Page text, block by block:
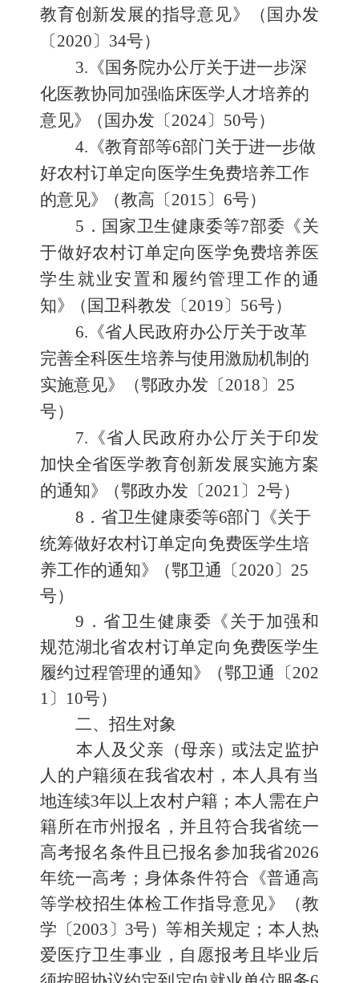
教育创新发展的指导意见》（国办发
〔2020〕 34号）
3. 《国务院办公厅关于进一步深
化医教协同加强临床医学人才培养的
意见》 （国办发〔2024〕 50号）
4. 《教育部等6部门关于进一步做
好农村订单定向医学生免费培养工作
的意见》 （教高〔2015〕 6号）
5 ．国家卫生健康委等7部委《关
于做好农村订单定向医学免费培养医
学生就业安置和履约管理工作的通
知》 （国卫科教发〔2019〕 56号）
6. 《省人民政府办公厅关于改革
完善全科医生培养与使用激励机制的
实施意见》（鄂政办发〔2018〕 25
号）
7. 《省人民政府办公厅关于印发
加快全省医学教育创新发展实施方案
的通知》 （鄂政办发〔2021〕 2号）
8 ． 省卫生健康委等6部门《关于
统筹做好农村订单定向免费医学生培
养工作的通知》 （鄂卫通〔2020〕 25
号）
9 ．省卫生健康委《关于加强和
规范湖北省农村订单定向免费医学生
履约过程管理的通知》 （鄂卫通〔202
1〕 10号）
二、招生对象
本人及父亲 （母亲） 或法定监护
人的户籍须在我省农村，本人具有当
地连续3年以上农村户籍；本人需在户
籍所在市州报名，并且符合我省统一
高考报名条件且已报名参加我省2026
年统一高考；身体条件符合《普通高
等学校招生体检工作指导意见》 （教
学 〔2003 〕 3号）等相关规定；本人热
爱医疗卫生事业，自愿报考且毕业后